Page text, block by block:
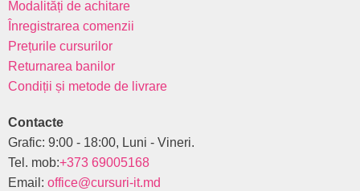
Modalități de achitare
Înregistrarea comenzii
Prețurile cursurilor
Returnarea banilor
Condiții și metode de livrare
Contacte
Grafic: 9:00 - 18:00, Luni - Vineri.
Tel. mob:+373 69005168
Email: office@cursuri-it.md